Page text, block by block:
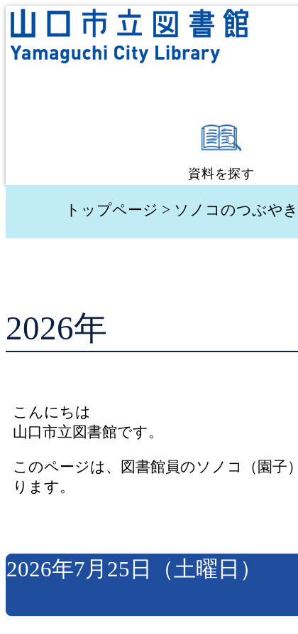
資料を探す
蔵書検索・
トップページ > ソノコのつぶやき
2026年
こんにちは
山口市立図書館です。
このページは、図書館員のソノコ（園子
ります。
2026年7月25日（土曜日）